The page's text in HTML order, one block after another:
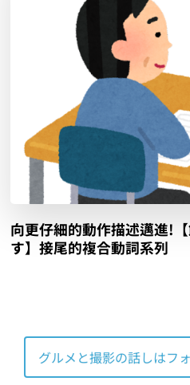
向更仔細的動作描述邁進!
す】接尾的複合動詞系列
グルメと撮影の話しはフ